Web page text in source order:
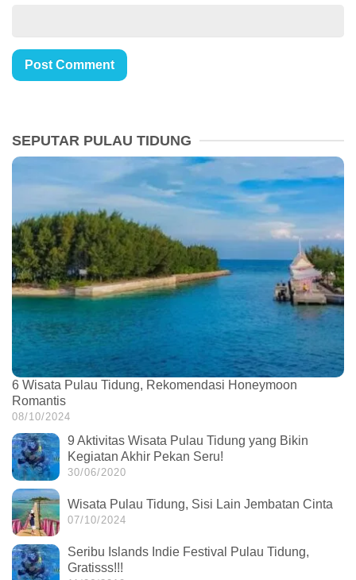
SEPUTAR PULAU TIDUNG
6 Wisata Pulau Tidung, Rekomendasi Honeymoon
Romantis
08/10/2024
9 Aktivitas Wisata Pulau Tidung yang Bikin
Kegiatan Akhir Pekan Seru!
30/06/2020
Wisata Pulau Tidung, Sisi Lain Jembatan Cinta
07/10/2024
Seribu Islands Indie Festival Pulau Tidung,
Gratisss!!!